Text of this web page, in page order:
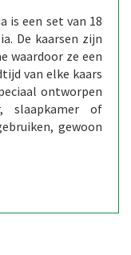
is een set van 18
De kaarsen zijn
waardoor ze een
van elke kaars
ontworpen
slaapkamer of
gewoon